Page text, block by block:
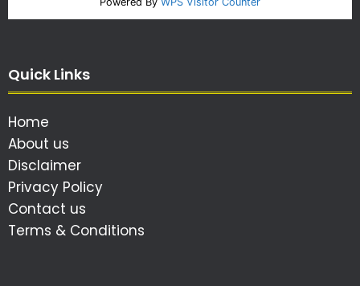
Quick Links
Home
About us
Disclaimer
Privacy Policy
Contact us
Terms & Conditions